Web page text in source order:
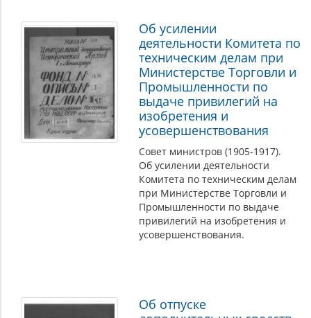
Об усилении
деятельности Комитета по
техническим делам при
Министерстве Торговли и
Промышленности по
выдаче привилегий на
изобретения и
усовершенствования
Совет министров (1905-1917).
Об усилении деятельности
Комитета по техническим делам
при Министерстве Торговли и
Промышленности по выдаче
привилегий на изобретения и
усовершенствования.
Об отпуске